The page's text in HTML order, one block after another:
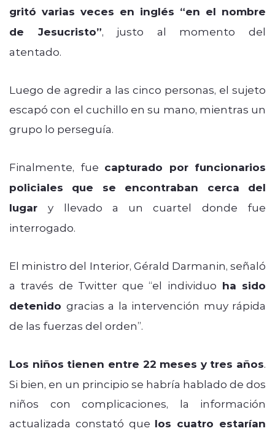
gritó varias veces en inglés “en el nombre
de Jesucristo”, justo al momento del
atentado.
Luego de agredir a las cinco personas, el sujeto
escapó con el cuchillo en su mano, mientras un
grupo lo perseguía.
Finalmente, fue capturado por funcionarios
policiales que se encontraban cerca del
lugary llevado a un cuartel donde fue
interrogado.
El ministro del Interior, Gérald Darmanin, señaló
a través de Twitter que “el individuo ha sido
detenido gracias a la intervención muy rápida
de las fuerzas del orden”.
Los niños tienen entre 22 meses y tres años.
Si bien, en un principio se habría hablado de dos
niños con complicaciones, la información
actualizada constató que los cuatro estarían